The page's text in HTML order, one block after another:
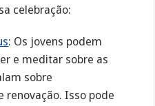
celebração:
: Os jovens podem
e meditar sobre as
sobre
renovação. Isso pode